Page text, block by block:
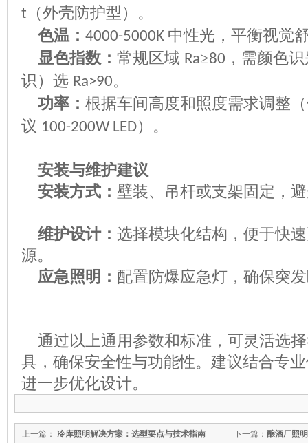
t
（外壳防护型）。
色温： 4000-5000K 中性光，平衡视觉
显色指数： 常规区域 Ra≥80 ，需颜色
识）选 Ra>90。
功率： 根据车间高度和照度需求调整
议 100-200W LED）。
安装与维护建议
安装方式： 壁装、吊杆或支架固定，
维护设计： 选择模块化结构，便于快
源。
应急照明： 配置防爆应急灯，确保突
通过以上通用参数和标准，可灵活选
具，确保安全性与功能性。建议结合专
进一步优化设计。
下一篇： 酿酒厂照
上一篇： 冷库照明解决方案：选型要点与技术指南